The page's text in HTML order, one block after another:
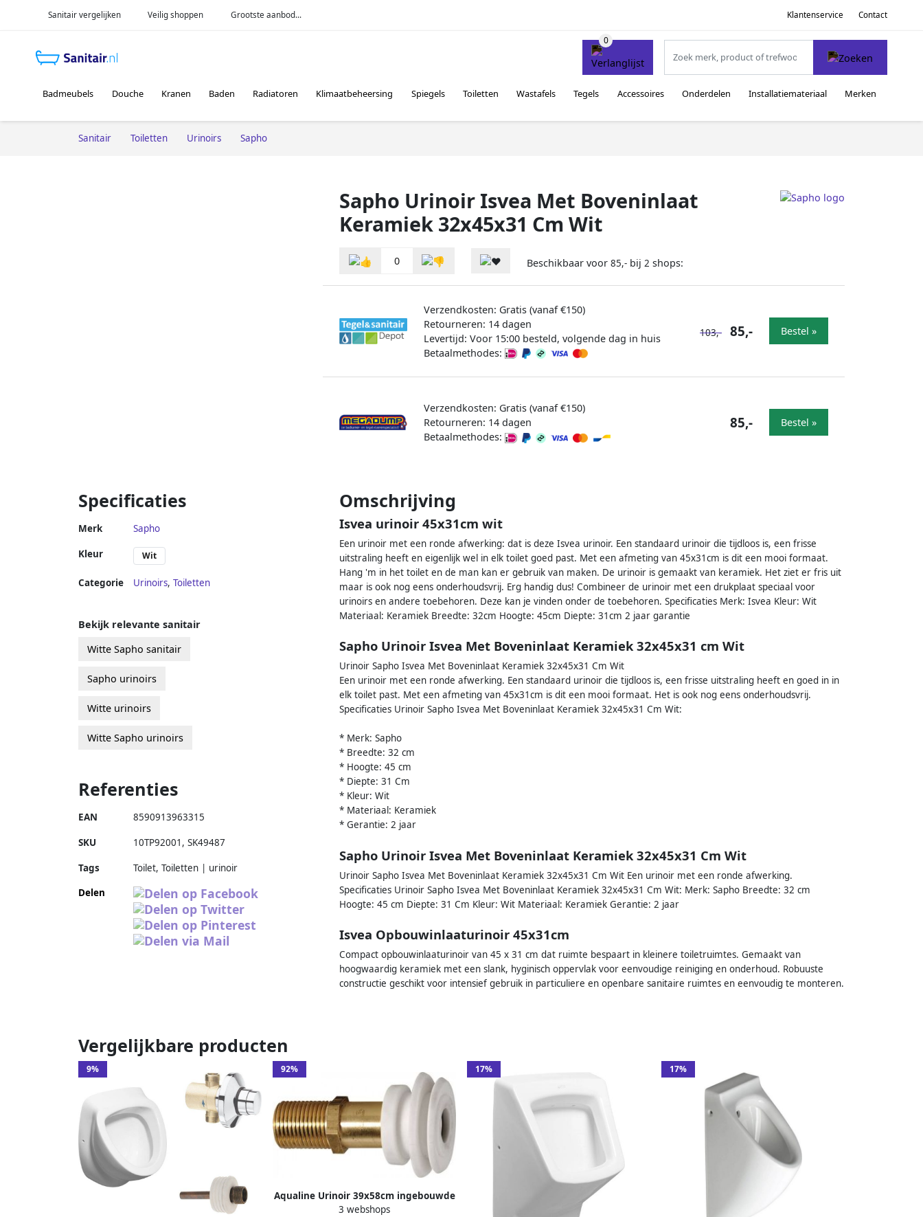
Sanitair vergelijken Veilig shoppen Grootste aanbod... Klantenservice Contact
Badmeubels Douche Kranen Baden Radiatoren Klimaatbeheersing Spiegels Toiletten Wastafels Tegels Accessoires Onderdelen Installatiemateriaal Merken
Sanitair Toiletten Urinoirs Sapho
Sapho Urinoir Isvea Met Boveninlaat
Keramiek 32x45x31 Cm Wit
0 Beschikbaar voor 85,- bij 2 shops:
Verzendkosten: Gratis (vanaf €150)
Retourneren: 14 dagen
Levertijd: Voor 15:00 besteld, volgende dag in huis
Betaalmethodes:
103,- 85,- Bestel »
Verzendkosten: Gratis (vanaf €150)
Retourneren: 14 dagen
Betaalmethodes:
85,- Bestel »
Specificaties
Merk Sapho
Kleur Wit
Categorie Urinoirs, Toiletten
Omschrijving
Isvea urinoir 45x31cm wit
Een urinoir met een ronde afwerking: dat is deze Isvea urinoir. Een standaard urinoir die tijdloos is, een frisse
uitstraling heeft en eigenlijk wel in elk toilet goed past. Met een afmeting van 45x31cm is dit een mooi formaat.
Hang 'm in het toilet en de man kan er gebruik van maken. De urinoir is gemaakt van keramiek. Het ziet er fris uit
maar is ook nog eens onderhoudsvrij. Erg handig dus! Combineer de urinoir met een drukplaat speciaal voor
urinoirs en andere toebehoren. Deze kan je vinden onder de toebehoren. Specificaties Merk: Isvea Kleur: Wit
Materiaal: Keramiek Breedte: 32cm Hoogte: 45cm Diepte: 31cm 2 jaar garantie
Sapho Urinoir Isvea Met Boveninlaat Keramiek 32x45x31 cm Wit
Urinoir Sapho Isvea Met Boveninlaat Keramiek 32x45x31 Cm Wit
Een urinoir met een ronde afwerking. Een standaard urinoir die tijdloos is, een frisse uitstraling heeft en goed in in
elk toilet past. Met een afmeting van 45x31cm is dit een mooi formaat. Het is ook nog eens onderhoudsvrij.
Specificaties Urinoir Sapho Isvea Met Boveninlaat Keramiek 32x45x31 Cm Wit:
* Merk: Sapho
* Breedte: 32 cm
* Hoogte: 45 cm
* Diepte: 31 Cm
* Kleur: Wit
* Materiaal: Keramiek
* Gerantie: 2 jaar
Sapho Urinoir Isvea Met Boveninlaat Keramiek 32x45x31 Cm Wit
Urinoir Sapho Isvea Met Boveninlaat Keramiek 32x45x31 Cm Wit Een urinoir met een ronde afwerking.
Specificaties Urinoir Sapho Isvea Met Boveninlaat Keramiek 32x45x31 Cm Wit: Merk: Sapho Breedte: 32 cm
Hoogte: 45 cm Diepte: 31 Cm Kleur: Wit Materiaal: Keramiek Gerantie: 2 jaar
Isvea Opbouwinlaaturinoir 45x31cm
Compact opbouwinlaaturinoir van 45 x 31 cm dat ruimte bespaart in kleinere toiletruimtes. Gemaakt van
hoogwaardig keramiek met een slank, hyginisch oppervlak voor eenvoudige reiniging en onderhoud. Robuuste
constructie geschikt voor intensief gebruik in particuliere en openbare sanitaire ruimtes en eenvoudig te monteren.
Bekijk relevante sanitair
Witte Sapho sanitair
Sapho urinoirs
Witte urinoirs
Witte Sapho urinoirs
Referenties
EAN 8590913963315
SKU 10TP92001 , SK49487
Tags
Toilet, Toiletten | urinoir
Delen
Vergelijkbare producten
9% 92%
Aqualine Urinoir 39x58cm ingebouwde
toevoer en afvoer incl. sifon (2670-DS)
3 webshops
17% 17%